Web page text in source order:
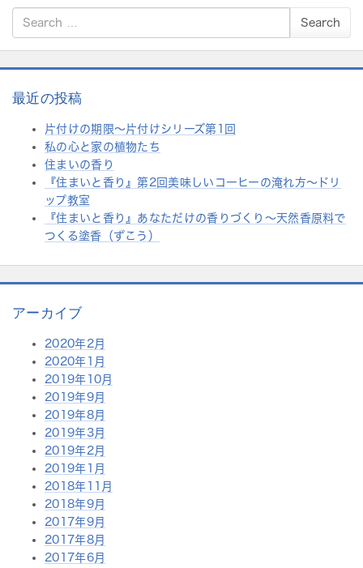
S
h
Search
最近の投稿
片付けの期限〜片付けシリーズ第1回
私の心と家の植物たち
住まいの香り
『住まいと香り』第2回美味しいコーヒーの淹れ方～ドリ
ップ教室
『住まいと香り』あなただけの香りづくり～天然香原料で
つくる塗香（ずこう）
アーカイブ
2020年2月
2020年1月
2019年10月
2019年9月
2019年8月
2019年3月
2019年2月
2019年1月
2018年11月
2018年9月
2017年9月
2017年8月
2017年6月